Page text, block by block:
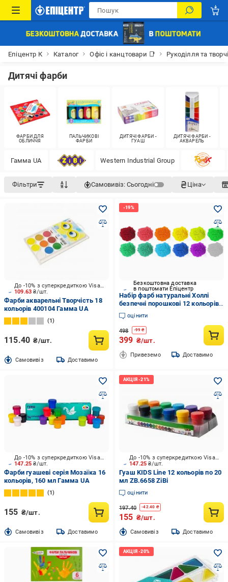
Епіцентр К Каталог Офіс і канцтовари 📑 Рукоділля та
Дитячі фарби
ФАРБИ ДЛЯ
ОБЛИЧЧЯ
ПАЛЬЧИКОВІ
ФАРБИ
ДИТЯЧІ ФАРБИ -
ГУАШ
ДИТЯЧІ ФАРБИ -
АКВАРЕЛЬ
Гамма UA Western Industrial Group
Фільтри Самовивіз: Сьогодні Ціна
109.63₴/шт.
До -10% з суперкредиткою Visa Вигода
Фарби акварельні Творчість 18
кольорів 400104 Гамма UA
1
115.40 ₴/шт.
Cамовивіз Доставимо
Безкоштовна доставка
в поштомати Епіцентр
Набір фарб натуральні Холлі
безпечні порошкові 12 кольорів
по 50 г
оцінити
498 -99 ₴
399 ₴/шт.
Привеземо Доставимо
147.25₴/шт.
До -10% з суперкредиткою Visa Вигода
Фарби гуашеві серія Мозаїка 16
кольорів, 160 мл Гамма UA
1
155 ₴/шт.
Cамовивіз Доставимо
147.25₴/шт.
До -10% з суперкредиткою Visa Вигода
Гуаш KIDS Line 12 кольорів по 20
мл ZB.6658 ZiBi
оцінити
197.40 -42.40 ₴
155 ₴/шт.
Cамовивіз Доставимо